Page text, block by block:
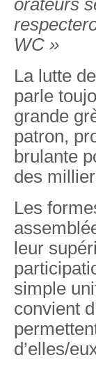
orateurs
WC »
La lutte
parle
grande
patron,
brulante
des
Les
leur
simple
convient
d’elles/